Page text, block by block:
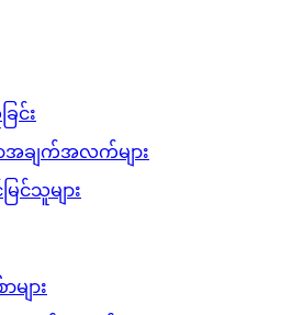
ြင်း
အချက်အလက်များ
ြင်သူများ
များ